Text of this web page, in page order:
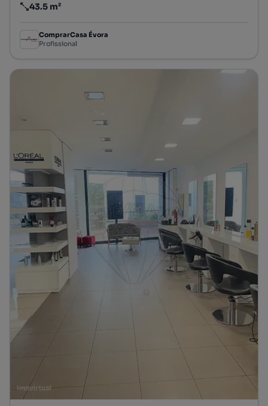
Preço por metro quadrado
43.5 m²
ComprarCasa Évora
Profissional